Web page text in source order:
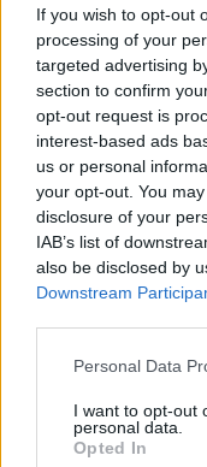
If you wish to opt-out
processing of your
targeted advertising
section to confirm
opt-out request is
interest-based ads
us or personal
your opt-out. You
disclosure of your
IAB’s list of
also be disclosed by
Downstream
Personal Data
I want to opt-out
personal data.
Opted In
Commenti
Accedi o